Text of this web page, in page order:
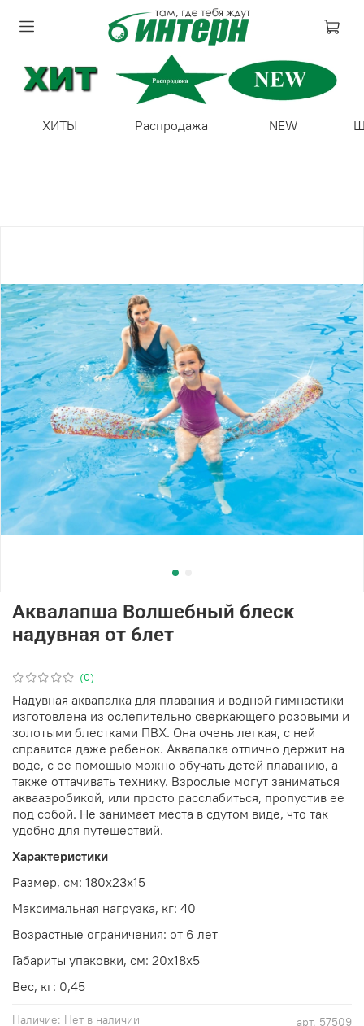
ХИТЫ Распродажа NEW
(0)
арт. 57509
Наличие: Нет в наличии
Аквалапша Волшебный блеск
надувная от 6лет
Надувная аквапалка для плавания и водной гимнастики
изготовлена из ослепительно сверкающего розовыми и
золотыми блестками ПВХ. Она очень легкая, с ней
справится даже ребенок. Аквапалка отлично держит на
воде, с ее помощью можно обучать детей плаванию, а
также оттачивать технику. Взрослые могут заниматься
аквааэробикой, или просто расслабиться, пропустив ее
под собой. Не занимает места в сдутом виде, что так
удобно для путешествий.
Характеристики
Размер, см: 180х23х15
Максимальная нагрузка, кг: 40
Возрастные ограничения: от 6 лет
Габариты упаковки, см: 20х18х5
Вес, кг: 0,45